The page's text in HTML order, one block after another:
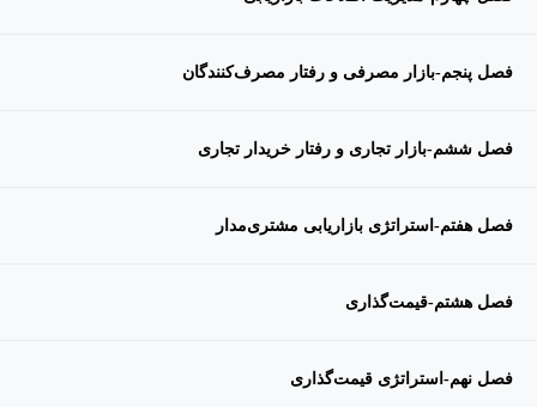
فصل پنجم-بازار مصرفی و رفتار مصرف‌کنندگان
فصل ششم-بازار تجاری و رفتار خریدار تجاری
فصل هفتم-استراتژی بازاریابی مشتری‌مدار
فصل هشتم-قیمت‌گذاری
فصل نهم-استراتژی قیمت‌گذاری